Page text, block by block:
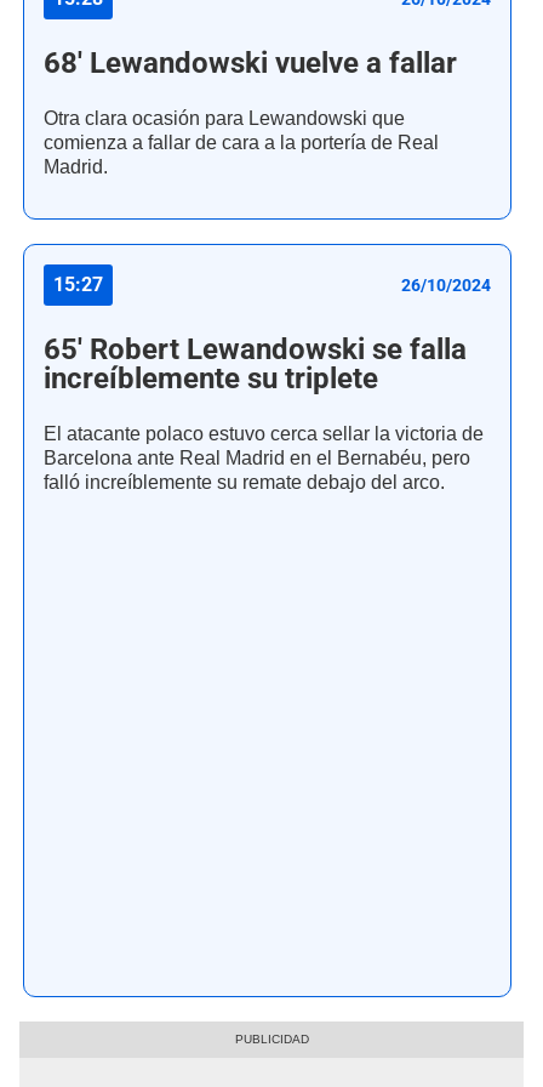
68' Lewandowski vuelve a fallar
Otra clara ocasión para Lewandowski que
comienza a fallar de cara a la portería de Real
Madrid.
15:27 26/10/2024
65' Robert Lewandowski se falla
increíblemente su triplete
El atacante polaco estuvo cerca sellar la victoria de
Barcelona ante Real Madrid en el Bernabéu, pero
falló increíblemente su remate debajo del arco.